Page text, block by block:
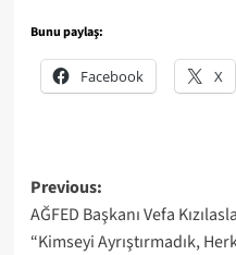
Bunu paylaş:
Facebook X
Post
navigation
Previous:
AĞFED Başkanı Vefa
“Kimseyi Ayrıştırmadık,